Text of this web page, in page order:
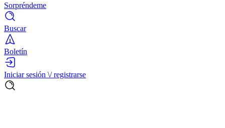
Sorpréndeme
Buscar
Boletín
Iniciar sesión \/ registrarse